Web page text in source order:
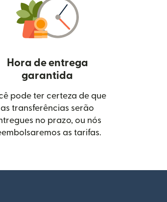
uma nova janela)
Hora de entrega
garantida
pode ter certeza de que
as transferências serão
no prazo, ou nós
as tarifas.